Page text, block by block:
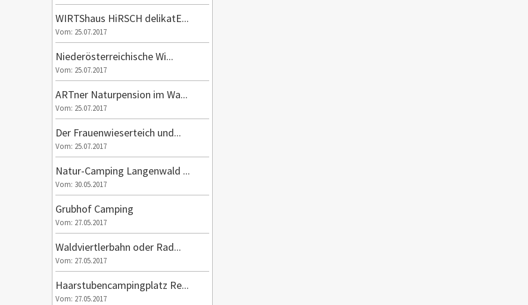
WIRTShaus HiRSCH delikatE...
Vom: 25.07.2017
Niederösterreichische Wi...
Vom: 25.07.2017
ARTner Naturpension im Wa...
Vom: 25.07.2017
Der Frauenwieserteich und...
Vom: 25.07.2017
Natur-Camping Langenwald ...
Vom: 30.05.2017
Grubhof Camping
Vom: 27.05.2017
Waldviertlerbahn oder Rad...
Vom: 27.05.2017
Haarstubencampingplatz Re...
Vom: 27.05.2017